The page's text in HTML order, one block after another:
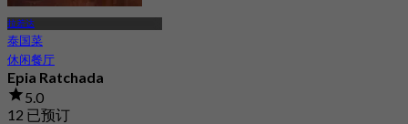
拉差达
泰国菜
休闲餐厅
Epia Ratchada
5.0
12 已预订